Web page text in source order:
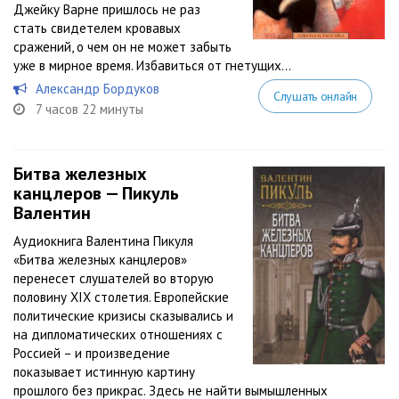
Джейку Варне пришлось не раз
стать свидетелем кровавых
сражений, о чем он не может забыть
уже в мирное время. Избавиться от гнетущих...
Александр Бордуков
7 часов 22 минуты
Слушать онлайн
Битва железных
канцлеров — Пикуль
Валентин
Аудиокнига Валентина Пикуля
«Битва железных канцлеров»
перенесет слушателей во вторую
половину XIX столетия. Европейские
политические кризисы сказывались и
на дипломатических отношениях с
Россией – и произведение
показывает истинную картину
прошлого без прикрас. Здесь не найти вымышленных